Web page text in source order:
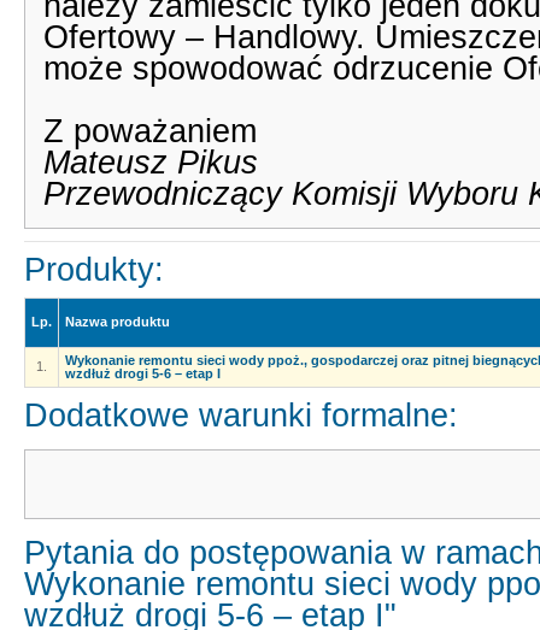
Ofertowy – Handlowy.
może spowodować odrzucenie
Z poważaniem
Mateusz Pikus
Przewodniczący Komisji Wyboru
Produkty:
Lp. Nazwa produktu
1.
Wykonanie remontu sieci wody ppoż., gospodarczej oraz pitnej
wzdłuż drogi 5-6 – etap I
Dodatkowe warunki formalne:
Pytania do postępowania w
Wykonanie remontu sieci wody
wzdłuż drogi 5-6 – etap I"